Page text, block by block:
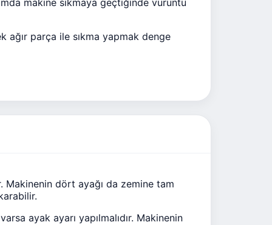
makine sıkmaya geçtiğinde vuruntu
ağır parça ile sıkma yapmak denge
Makinenin dört ayağı da zemine tam
ayak ayarı yapılmalıdır. Makinenin